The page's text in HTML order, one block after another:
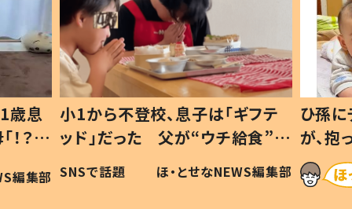
歳息
？」
編集部
小1から不登校、息子は「ギフテ
ッド」だった 父が“ウチ給食”を
作り続ける理由とは #令和の親
#令和の子
SNSで話題 ほ・とせなNEWS編集部
ひ孫
が、
「涙が
い」